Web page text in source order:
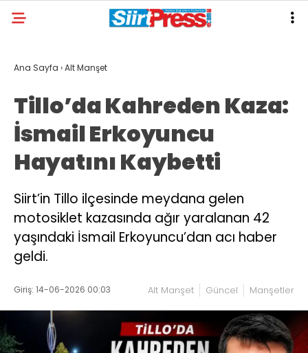
Ana Sayfa ›Alt Manşet
Tillo’da Kahreden Kaza:
İsmail Erkoyuncu
Hayatını Kaybetti
Siirt’in Tillo ilçesinde meydana gelen
motosiklet kazasında ağır yaralanan 42
yaşındaki İsmail Erkoyuncu’dan acı haber
geldi.
Giriş: 14-06-2026 00:03 Alt Manşet Güncel Manşetler